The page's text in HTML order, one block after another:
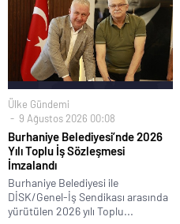
Ülke Gündemi
9 Ağustos 2026 00:08
Burhaniye Belediyesi’nde 2026
Yılı Toplu İş Sözleşmesi
İmzalandı
Burhaniye Belediyesi ile
DİSK/Genel-İş Sendikası arasında
yürütülen 2026 yılı Toplu...